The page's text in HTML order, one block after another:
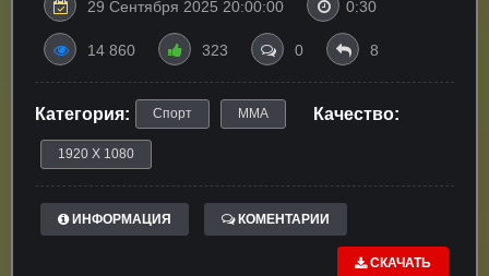
29 Сентября 2025 20:00:00 0:30
14 860 323 0 8
Категория: Спорт ММА Качество:
1920 X 1080
ИНФОРМАЦИЯ КОМЕНТАРИИ
СКАЧАТЬ